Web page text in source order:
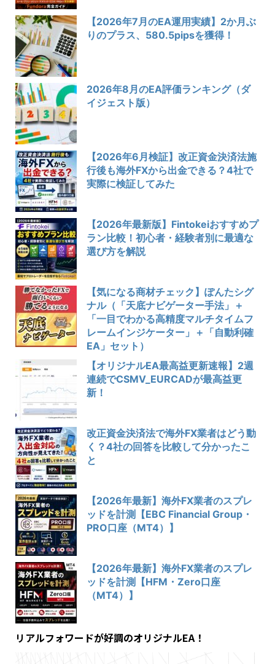
【2026年7月のEA運用実績】2か月ぶ
りのプラス、580.5pipsを獲得！
2026年8月のEA評価ランキング（ダ
イジェスト版）
【2026年6月検証】改正資金決済法施
行後も海外FXから出金できる？4社で
実際に検証してみた
【2026年最新版】Fintokeiおすすめプ
ラン比較！初心者・経験者別に最適な
選び方を解説
【気になる商材チェック】ぽんたシグ
ナル（「天底ナビゲーター手法」＋
「一目でわかる高精度マルチタイムフ
レームインジケーター」＋「自動利確
EA」セット）
【オリジナルEA最高益更新速報】2週
連続でCSMV_EURCADが最高益更
新！
改正資金決済法で海外FX業者はどう動
く？4社の回答を比較して分かったこ
と
【2026年最新】海外FX業者のスプレ
ッドを計測【EBC Financial Group・
PRO口座（MT4）】
【2026年最新】海外FX業者のスプレ
ッドを計測【HFM・Zero口座
（MT4）】
リアルフォワードが好調のオリジナルEA！